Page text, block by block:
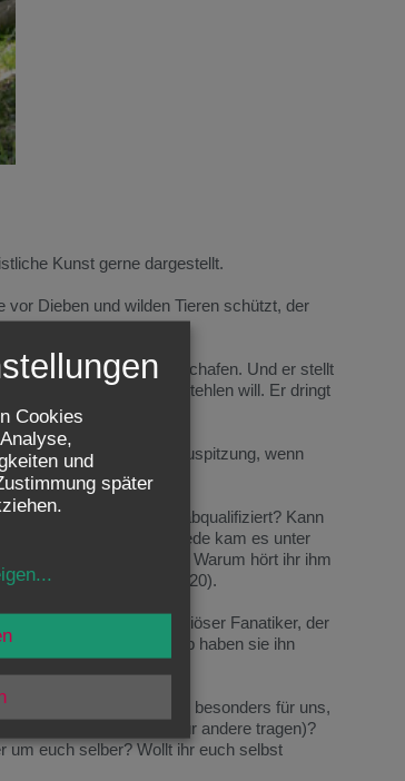
Kunst gerne dargestellt.
Dieben und wilden Tieren schützt, der
selber die Tür zu den Schafen. Und er stellt
nicht hüten, sondern stehlen will. Er dringt
eine erschreckende Zuspitzung, wenn
halten, so untolerant abqualifiziert? Kann
heißt: “Wegen dieser Rede kam es unter
und ist wahnsinnig. Warum hört ihr ihm
öffnen?” (Joh 10, 19-20).
Oder gar ein religiöser Fanatiker, der
gesehen, und deshalb haben sie ihn
unangenehm ist, besonders für uns,
die Verantwortung für andere tragen)?
um euch selber? Wollt ihr euch selbst
Cookies
und
später
...